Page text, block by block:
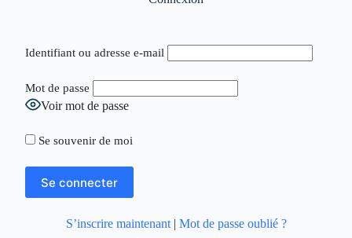
Identifiant ou adresse e-mail
Mot de passe
Voir mot de passe
Se souvenir de moi
S’inscrire maintenant| Mot de passe oublié ?